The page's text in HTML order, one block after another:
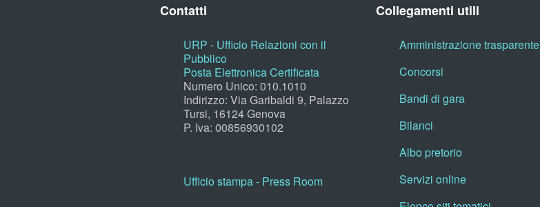
Contatti
URP - Ufficio Relazioni con il
Pubblico
Posta Elettronica Certificata
Numero Unico: 010.1010
Indirizzo: Via Garibaldi 9, Palazzo
Tursi, 16124 Genova
P. Iva: 00856930102
Ufficio stampa - Press Room
Collegamenti utili
Amministrazione trasparente
Concorsi
Bandi di gara
Bilanci
Albo pretorio
Servizi online